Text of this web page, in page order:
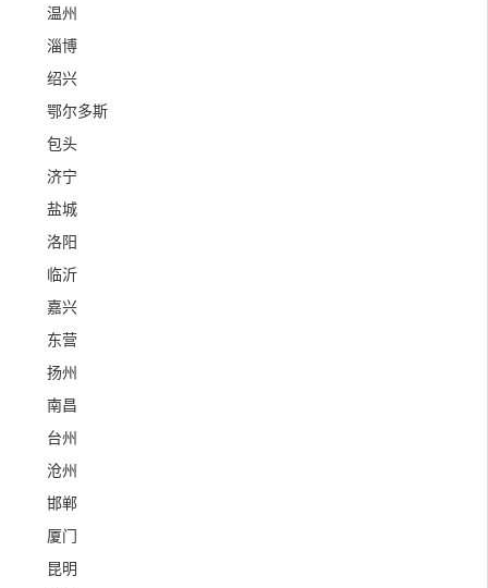
温州
淄博
绍兴
鄂尔多斯
包头
济宁
盐城
洛阳
临沂
嘉兴
东营
扬州
南昌
台州
沧州
邯郸
厦门
昆明